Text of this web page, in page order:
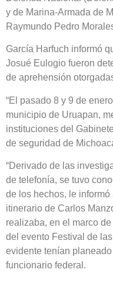
y de Marina-Armada de
Raymundo Pedro
García Harfuch informó
Josué Eulogio fueron
de aprehensión
“El pasado 8 y 9 de
municipio de Uruapan,
instituciones del
de seguridad de
“Derivado de las
de telefonía, se tuvo
de los hechos, le informó
itinerario de Carlos
realizaba, en el marco
del evento Festival de
evidente tenían
funcionario federal.